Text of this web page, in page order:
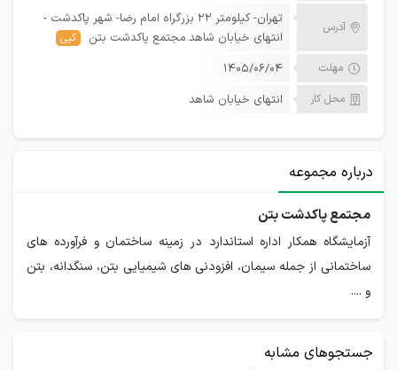
آدرس
تهران- کیلومتر 22 بزرگراه امام رضا- شهر پاکدشت -
انتهای خیابان شاهد.مجتمع پاکدشت بتن
کپی
مهلت
۱۴۰۵/۰۶/۰۴
محل کار انتهای خیابان شاهد
درباره مجموعه
مجتمع پاکدشت بتن
آزمایشگاه همکار اداره استاندارد در زمینه ساختمان و فرآورده های
ساختمانی از جمله سیمان، افزودنی های شیمیایی بتن، سنگدانه، بتن
و ....
جستجوهای مشابه